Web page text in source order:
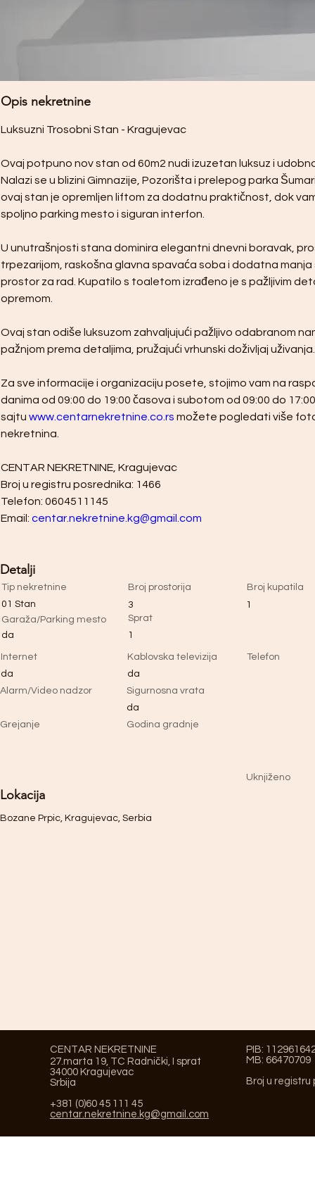
Opis nekretnine
Luksuzni Trosobni Stan - Kragujevac
Ovaj potpuno nov stan od 60m2 nudi izuzetan luksuz i
Nalazi se u blizini Gimnazije, Pozorišta i prelepog parka
ovaj stan je opremljen liftom za dodatnu praktičnost, dok
spoljno parking mesto i siguran interfon.
U unutrašnjosti stana dominira elegantni dnevni boravak,
trpezarijom, raskošna glavna spavaća soba i dodatna
prostor za rad. Kupatilo s toaletom izrađeno je s pažljivim
opremom.
Ovaj stan odiše luksuzom zahvaljujući pažljivo odabranom
pažnjom prema detaljima, pružajući vrhunski doživljaj uživanja.
Za sve informacije i organizaciju posete, stojimo vam na
danima od 09:00 do 19:00 časova i subotom od 09:00 do
sajtu www.centarnekretnine.co.rs možete pogledati više
nekretnina.
CENTAR NEKRETNINE, Kragujevac
Broj u registru posrednika: 1466
Telefon: 0604511145
Email: centar.nekretnine.kg@gmail.com
Detalji
Tip nekretnine
01 Stan
Garaža/Parking mesto
da
Internet
da
Alarm/Video nadzor
Grejanje
Broj prostorija
3
Sprat
Broj kupatila
1
1
Kablovska televizija
da
Telefon
Sigurnosna vrata
da
Godina gradnje
Uknjiženo
Lokacija
Bozane Prpic, Kragujevac, Serbia
CENTAR NEKRETNINE
27.marta 19, TC Radnički, I sprat
34000 Kragujevac
Srbija
+381 (0)60 45 111 45
centar.nekretnine.kg@gmail.com
PIB:
MB: 66470709
Broj u registru